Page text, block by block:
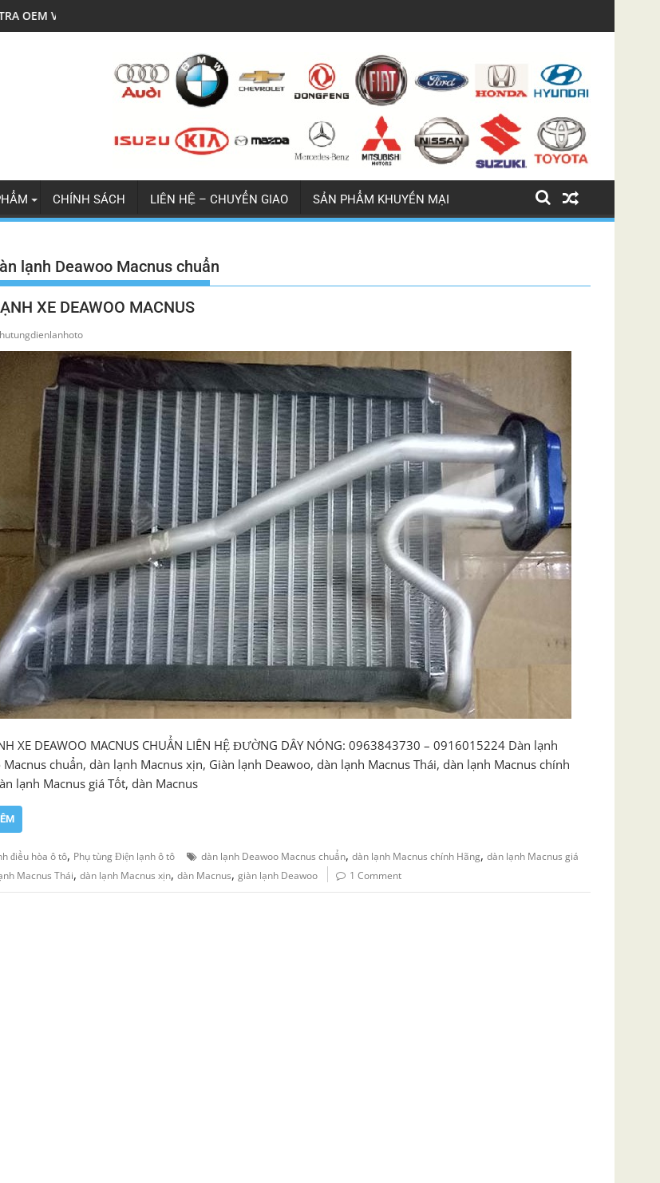
CHÍNH SÁCH LIÊN HỆ – CHUYỂN GIAO SẢN PHẨM KHUYẾN MẠI
lạnh Deawoo Macnus chuẩn
XE DEAWOO MACNUS
XE DEAWOO MACNUS CHUẨN LIÊN HỆ ĐƯỜNG DÂY NÓNG: 0963843730 – 0916015224 Dàn lạnh
Macnus chuẩn, dàn lạnh Macnus xịn, Giàn lạnh Deawoo, dàn lạnh Macnus Thái, dàn lạnh Macnus chính
lạnh Macnus giá Tốt, dàn Macnus
điều hòa ô tô, Phụ tùng Điện lạnh ô tô dàn lạnh Deawoo Macnus chuẩn,dàn lạnh Macnus chính Hãng,dàn lạnh Macnus giá
Macnus Thái,dàn lạnh Macnus xịn,dàn Macnus,giàn lạnh Deawoo 1 Comment